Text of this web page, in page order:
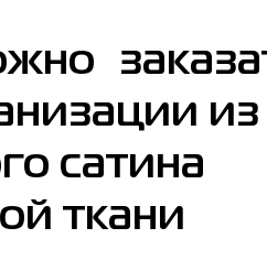
сатина
ткани